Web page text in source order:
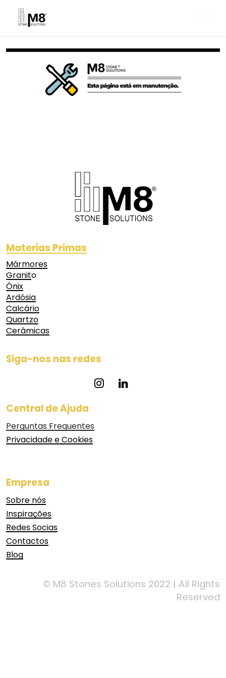
Materias Primas
Mármores
Granito
Ónix
Ardósia
Calcário
Quartzo
Cerâmicas
Siga-nos nas redes
Central de Ajuda
Perguntas Frequentes
Privacidade e Cookies
Empresa
Sobre nós
Inspirações
Redes Socias
Contactos
Blog
© M8 Stones Solutions 2022 | All Rights
Reserved